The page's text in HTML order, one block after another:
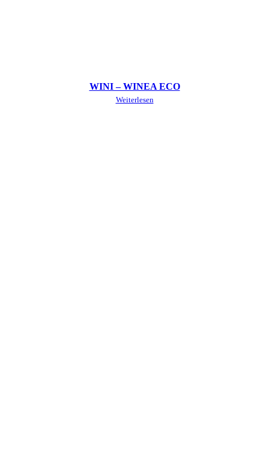
WINI – WINEA ECO
Weiterlesen